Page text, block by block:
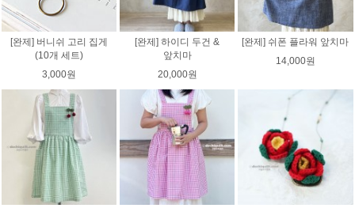
[완제] 버니쉬 고리 집게
(10개 세트)
3,000원
[완제] 하이디 두건 &
앞치마
20,000원
[완제] 쉬폰 플라워 앞치마
14,000원